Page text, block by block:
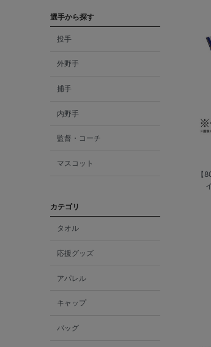
選手から探す
投手
外野手
捕手
内野手
監督・コーチ
マスコット
カテゴリ
タオル
応援グッズ
アパレル
キャップ
バッグ
【